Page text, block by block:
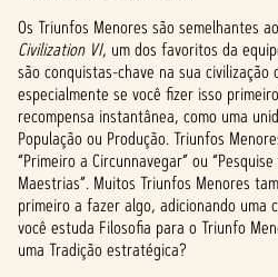
Os Triunfos Menores são semelhantes
Civilization VI, um dos favoritos da
são conquistas-chave na sua civilização
especialmente se você fizer isso
recompensa instantânea, como uma
População ou Produção. Triunfos
“Primeiro a Circunnavegar” ou
Maestrias”. Muitos Triunfos Menores
primeiro a fazer algo, adicionando uma
você estuda Filosofia para o Triunfo
uma Tradição estratégica?